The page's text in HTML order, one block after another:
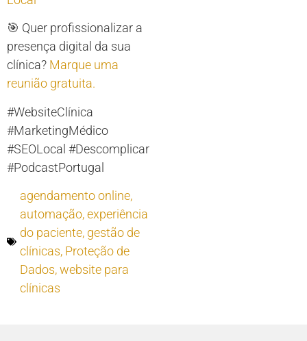
🎯 Quer profissionalizar a
presença digital da sua
clínica? Marque uma
reunião gratuita.
#WebsiteClínica
#MarketingMédico
#SEOLocal #Descomplicar
#PodcastPortugal
agendamento online,
automação,experiência
do paciente, gestão de
clínicas, Proteção de
Dados,website para
clínicas